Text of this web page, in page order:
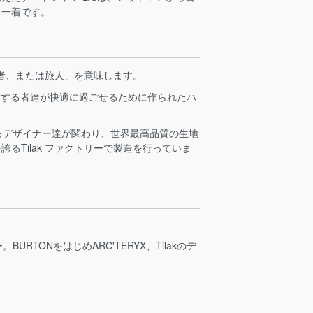
着です。
または旅人」を意味します。
る者達が快適に過ごせるために作られたハ
ザイナー達が関わり、世界最高品質の生地
るTilak ファクトリーで製造を行っていま
BURTONをはじめARC'TERYX、Tilakのデ